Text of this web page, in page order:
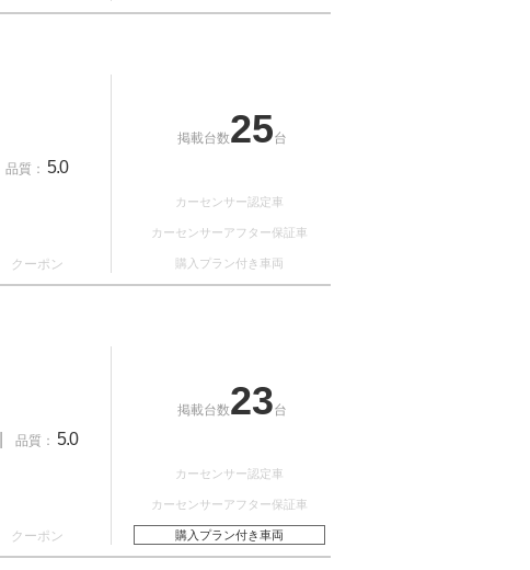
品質： 5.0
クーポン
掲載台数25台
カーセンサー認定車
カーセンサーアフター保証車
購入プラン付き車両
品質： 5.0
クーポン
掲載台数23台
カーセンサー認定車
カーセンサーアフター保証車
購入プラン付き車両